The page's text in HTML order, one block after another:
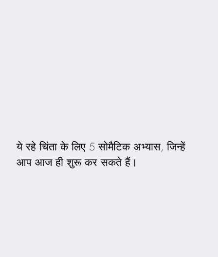
ये रहे चिंता के लिए 5 सोमैटिक अभ्यास, जिन्हें
आप आज ही शुरू कर सकते हैं।